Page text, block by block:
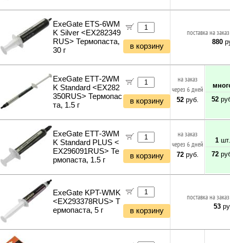
ExeGate ETS-6WM
K Silver <EX282349
RUS> Термопаста,
30 г
в корзину
поставка на
880
ExeGate ETТ-2WM
K Standard <EX282
350RUS> Термопас
та, 1.5 г
в корзину
на заказ
через 6 дней
52руб.
52
ExeGate ETТ-3WM
K Standard PLUS <
EX296091RUS> Те
рмопаста, 1.5 г
в корзину
на заказ
через 6 дней
72руб.
1шт.
72
ExeGate KPT-WMK
<EX293378RUS> Т
ермопаста, 5 г
в корзину
поставка на
53